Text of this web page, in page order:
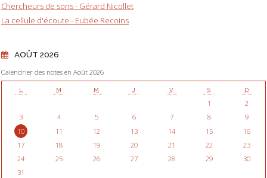
Chercheurs de sons - Gérard Nicollet
La cellule d'écoute - Eubée Recoins
AOÛT 2026
Calendrier des notes en Août 2026
L M M J V S D
1
2
3
4 5 6 7 8
9
10
11 12 13 14 15
16
17
18 19 20 21 22
23
24
25 26 27 28 29
30
31